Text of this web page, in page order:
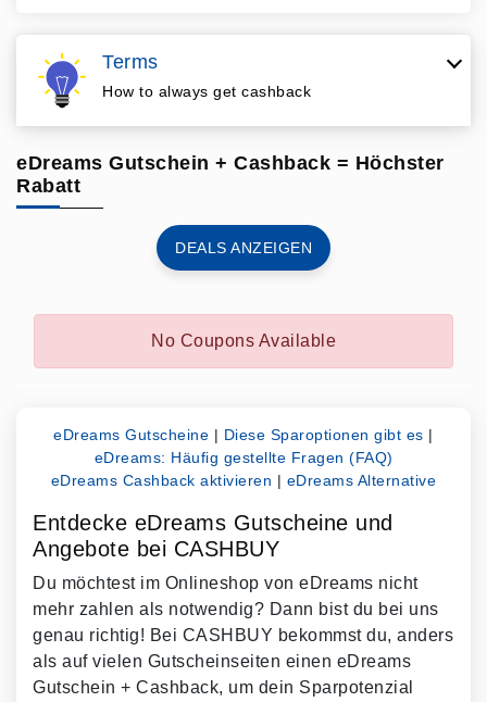
Terms
How to always get cashback
eDreams Gutschein + Cashback = Höchster
Rabatt
DEALS ANZEIGEN
No Coupons Available
eDreams Gutscheine | Diese Sparoptionen gibt es |
eDreams: Häufig gestellte Fragen (FAQ)
eDreams Cashback aktivieren | eDreams Alternative
Entdecke eDreams Gutscheine und
Angebote bei CASHBUY
Du möchtest im Onlineshop von eDreams nicht
mehr zahlen als notwendig? Dann bist du bei uns
genau richtig! Bei CASHBUY bekommst du, anders
als auf vielen Gutscheinseiten einen eDreams
Gutschein + Cashback, um dein Sparpotenzial